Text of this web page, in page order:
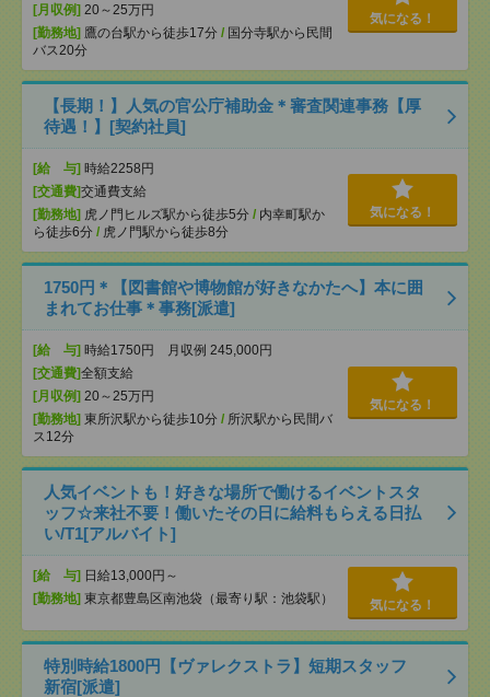
[月収例] 20～25万円
[勤務地] 鷹の台駅から徒歩17分 / 国分寺駅から民間
バス20分
気になる！
【長期！】人気の官公庁補助金＊審査関連事務【厚
待遇！】[契約社員]
[給 与] 時給2258円
[交通費]交通費支給
[勤務地] 虎ノ門ヒルズ駅から徒歩5分 / 内幸町駅か
ら徒歩6分 / 虎ノ門駅から徒歩8分
気になる！
1750円＊【図書館や博物館が好きなかたへ】本に囲
まれてお仕事＊事務[派遣]
[給 与] 時給1750円 月収例 245,000円
[交通費]全額支給
[月収例] 20～25万円
[勤務地] 東所沢駅から徒歩10分 / 所沢駅から民間バ
ス12分
気になる！
人気イベントも！好きな場所で働けるイベントスタ
ッフ☆来社不要！働いたその日に給料もらえる日払
い/T1[アルバイト]
[給 与] 日給13,000円～
[勤務地] 東京都豊島区南池袋（最寄り駅：池袋駅） 気になる！
特別時給1800円【ヴァレクストラ】短期スタッフ
新宿[派遣]